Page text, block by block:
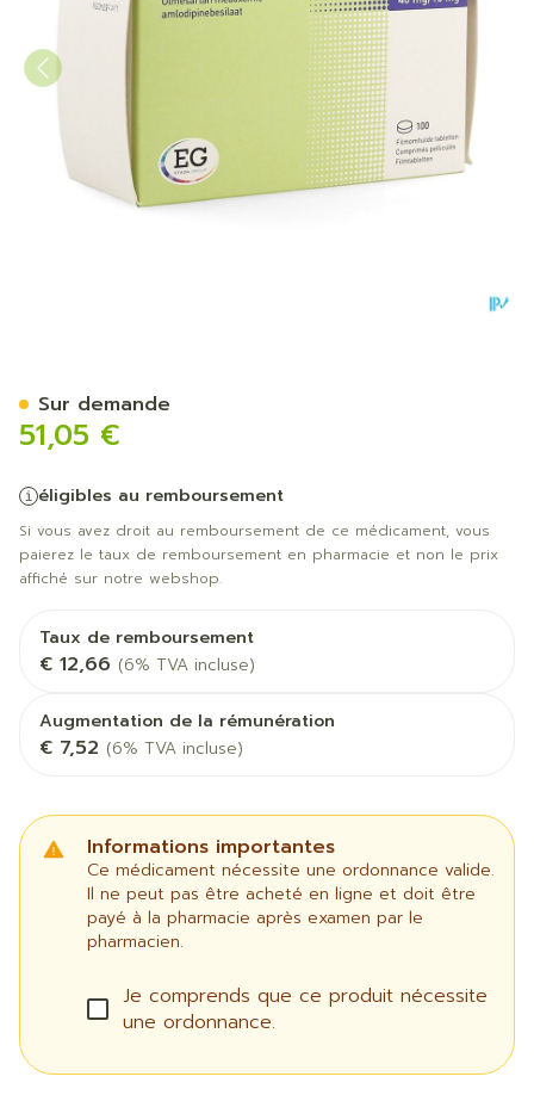
51,05 €
éligibles au remboursement
Si vous avez droit au remboursement de ce médicament, vous
paierez le taux de remboursement en pharmacie et non le prix
affiché sur notre webshop.
Taux de remboursement
€ 12,66 (6% TVA incluse)
Augmentation de la rémunération
€ 7,52 (6% TVA incluse)
Informations importantes
Ce médicament nécessite une ordonnance valide.
Il ne peut pas être acheté en ligne et doit être
payé à la pharmacie après examen par le
pharmacien.
Je comprends que ce produit nécessite
une ordonnance.
Sur demande